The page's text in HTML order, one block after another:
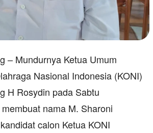
– Mundurnya Ketua Umum
Nasional Indonesia (KONI)
H Rosydin pada Sabtu
nama M. Sharoni
calon Ketua KONI